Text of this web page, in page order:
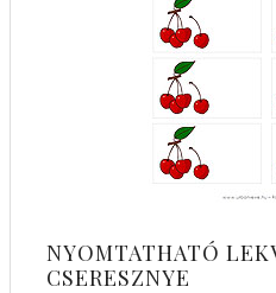
NYOMTATHATÓ
CSERESZNYE